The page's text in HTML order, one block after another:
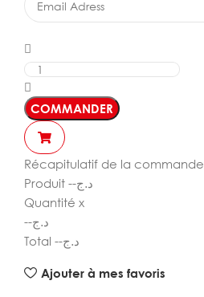
COMMANDER
Récapitulatif de la commande
Produit --د.ج
Quantité x
--د.ج
Total --د.ج
Ajouter à mes favoris